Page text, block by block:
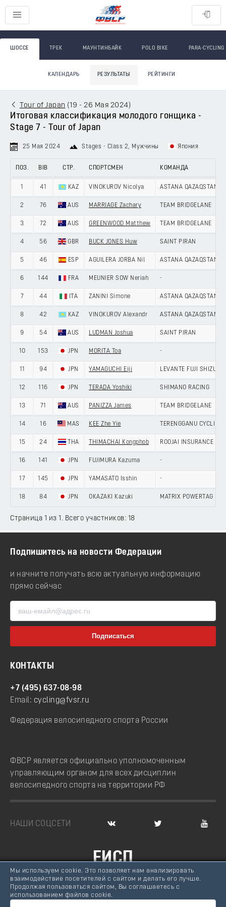
ШОССЕ ТРЕК МАУНТИНБАЙК POLO BIKE PARA-CYCLING
КАЛЕНДАРЬ РЕЗУЛЬТАТЫ РЕЙТИНГИ
Tour of Japan (19 - 26 Мая 2024 )
Итоговая классификация молодого гонщика -
Stage 7 - Tour of Japan
25 Мая 2024 Stages - Class 2, Мужчины Япония
ПОЗ. BIB СТР. СПОРТСМЕН КОМАНДА
1 41 KAZ VINOKUROV Nicolya ASTANA QAZAQSTAN
2 76 AUS MARRIAGE Zachary TEAM BRIDGELANE
3 72 AUS GREENWOOD Matthew TEAM BRIDGELANE
4 56 GBR BUCK JONES Huw SAINT PIRAN
5 46 ESP AGUILERA JORBA Nil ASTANA QAZAQSTAN
6 144 FRA MEUNIER SOW Neriah -
7 44 ITA ZANINI Simone ASTANA QAZAQSTAN
8 42 KAZ VINOKUROV Alexandr ASTANA QAZAQSTAN
9 54 AUS LUDMAN Joshua SAINT PIRAN
10 153 JPN MORITA Toa -
11 94 JPN YAMAGUCHI Eiji LEVANTE FUJI
12 116 JPN TERADA Yoshiki SHIMANO RACING
13 71 AUS PANIZZA James TEAM BRIDGELANE
14 16 MAS KEE Zhe Yie TERENGGANU CYCLING
15 24 THA THIMACHAI Kongphob ROOJAI INSURANCE
16 141 JPN FUJIMURA Kazuma -
17 145 JPN YAMASATO Isshin -
18 84 JPN OKAZAKI Kazuki MATRIX POWERTAG
Страница 1 из 1. Всего участников: 18
Подпишитесь на новости Федерации
и начните получать всю актуальную информацию
прямо сейчас
КОНТАКТЫ
+7 (495) 637-08-98
Email: cycling@fvsr.ru
Федерация велосипедного спорта России
ФВСР является официально уполномоченным
управляющим органом для всех дисциплин
велосипедного спорта на территории РФ
НАШИ СОЦСЕТИ
ЕИСП
ВЕЛОСПОРТ РОССИИ
© Федерация велосипедного спорта России, 2007 -
Мы используем cookie. Это позволяет нам анализировать
взаимодействие посетителей с сайтом и делать его лучше.
Продолжая пользоваться сайтом, Вы соглашаетесь с
использованием файлов cookie.